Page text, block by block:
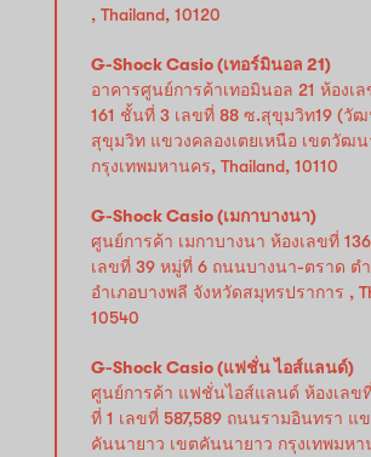
, Thailand, 10120
G-Shock Casio (เทอร์มินอล 21)
อาคารศูนย์การค้าเทอมินอล 21 ห้องเ
161 ชั้นที่ 3 เลขที่ 88 ซ.สุขุมวิท19 (วั
สุขุมวิท แขวงคลองเตยเหนือ เขตวัฒน
กรุงเทพมหานคร, Thailand, 10110
G-Shock Casio (เมกาบางนา)
ศูนย์การค้า เมกาบางนา ห้องเลขที่
เลขที่ 39 หมู่ที่ 6 ถนนบางนา-ตราด ต
อำเภอบางพลี จังหวัดสมุทรปราการ ,
10540
G-Shock Casio (แฟชั่น ไอส์แลนด์)
ศูนย์การค้า แฟชั่นไอส์แลนด์ ห้องเลข
ที่ 1 เลขที่ 587,589 ถนนรามอินทรา แ
คันนายาว เขตคันนายาว กรุงเทพมหา